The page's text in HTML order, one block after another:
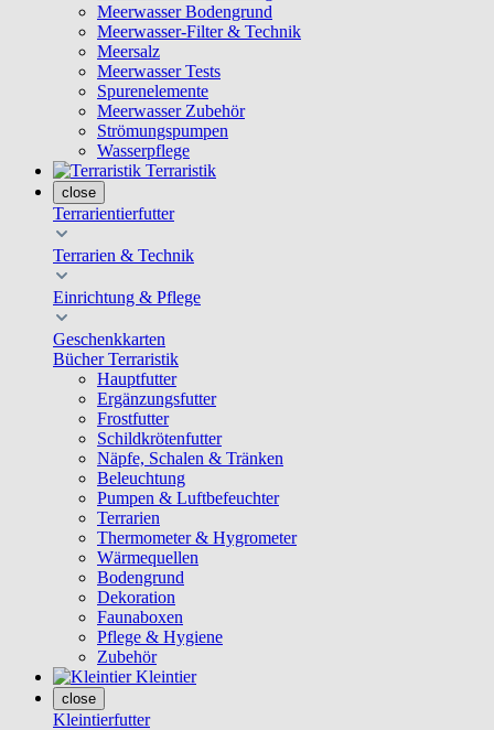
Meerwasser Bodengrund
Meerwasser-Filter & Technik
Meersalz
Meerwasser Tests
Spurenelemente
Meerwasser Zubehör
Strömungspumpen
Wasserpflege
Terraristik
close
Terrarientierfutter
Terrarien & Technik
Einrichtung & Pflege
Geschenkkarten
Bücher Terraristik
Hauptfutter
Ergänzungsfutter
Frostfutter
Schildkrötenfutter
Näpfe, Schalen & Tränken
Beleuchtung
Pumpen & Luftbefeuchter
Terrarien
Thermometer & Hygrometer
Wärmequellen
Bodengrund
Dekoration
Faunaboxen
Pflege & Hygiene
Zubehör
Kleintier
close
Kleintierfutter